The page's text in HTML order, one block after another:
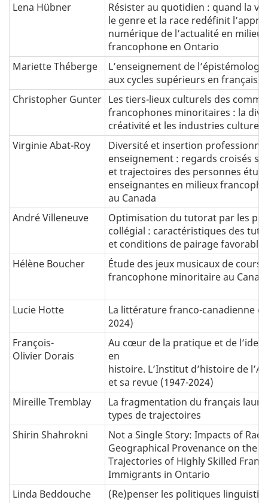
Lena Hübner
Résister au quotidien : quand la
le genre et la race redéfinit
numérique de l’actualité en
francophone en Ontario
Mariette Théberge
L’enseignement de
aux cycles supérieurs en français
Christopher Gunter Les tiers-lieux culturels des
francophones minoritaires : la
créativité et les industries
Virginie Abat-Roy
Diversité et insertion
enseignement : regards croisés
et trajectoires des personnes
enseignantes en milieux
au Canada
André Villeneuve
Optimisation du tutorat par les
collégial : caractéristiques des
et conditions de pairage favorables
Hélène Boucher
Étude des jeux musicaux de cours
francophone minoritaire au
Lucie Hotte
La littérature franco-canadienne
2024)
François-
Olivier Dorais
Au cœur de la pratique et de
en
histoire. L’Institut d’histoire de
et sa revue (1947-2024)
Mireille Tremblay
La fragmentation du français
types de trajectoires
Shirin Shahrokni
Not a Single Story: Impacts of
Geographical Provenance on the
Trajectories of Highly Skilled
Immigrants in Ontario
Linda Beddouche
(Re)penser les politiques